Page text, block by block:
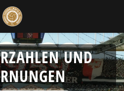
UND